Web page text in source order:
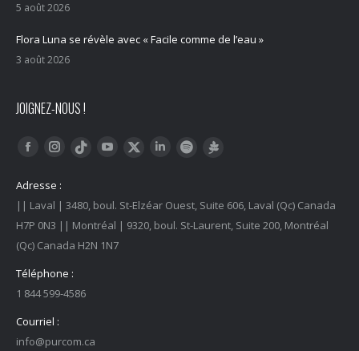
5 août 2026
Flora Luna se révèle avec « Facile comme de l’eau »
3 août 2026
JOIGNEZ-NOUS !
Trouvez nous sur :
FacebookInstagram
Tiktok YouTubeTwitter LinkedInSpotify
Adresse :
|| Laval | 3480, boul. St-Elzéar Ouest, Suite 606, Laval (Qc) Canada
H7P 0N3 || Montréal | 9320, boul. St-Laurent, Suite 200, Montréal
(Qc) Canada H2N 1N7
Téléphone :
1 844 599-4586
Courriel :
info@purcom.ca